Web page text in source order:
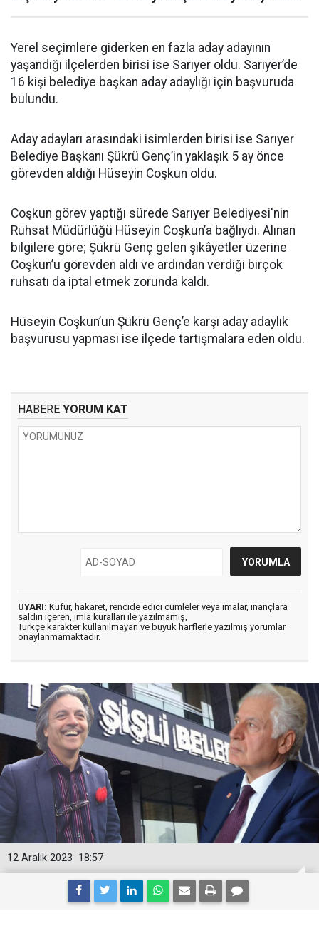
Yerel seçimlere giderken en fazla aday adayının
yaşandığı ilçelerden birisi ise Sarıyer oldu. Sarıyer’de
16 kişi belediye başkan aday adaylığı için başvuruda
bulundu.
Aday adayları arasındaki isimlerden birisi ise Sarıyer
Belediye Başkanı Şükrü Genç’in yaklaşık 5 ay önce
görevden aldığı Hüseyin Coşkun oldu.
Coşkun görev yaptığı sürede Sarıyer Belediyesi'nin
Ruhsat Müdürlüğü Hüseyin Coşkun’a bağlıydı. Alınan
bilgilere göre; Şükrü Genç gelen şikâyetler üzerine
Coşkun’u görevden aldı ve ardından verdiği birçok
ruhsatı da iptal etmek zorunda kaldı.
Hüseyin Coşkun’un Şükrü Genç’e karşı aday adaylık
başvurusu yapması ise ilçede tartışmalara eden oldu.
HABERE YORUM KAT
UYARI: Küfür, hakaret, rencide edici cümleler veya imalar, inançlara
saldırı içeren, imla kuralları ile yazılmamış,
Türkçe karakter kullanılmayan ve büyük harflerle yazılmış yorumlar
onaylanmamaktadır.
18:57
12 Aralık 2023